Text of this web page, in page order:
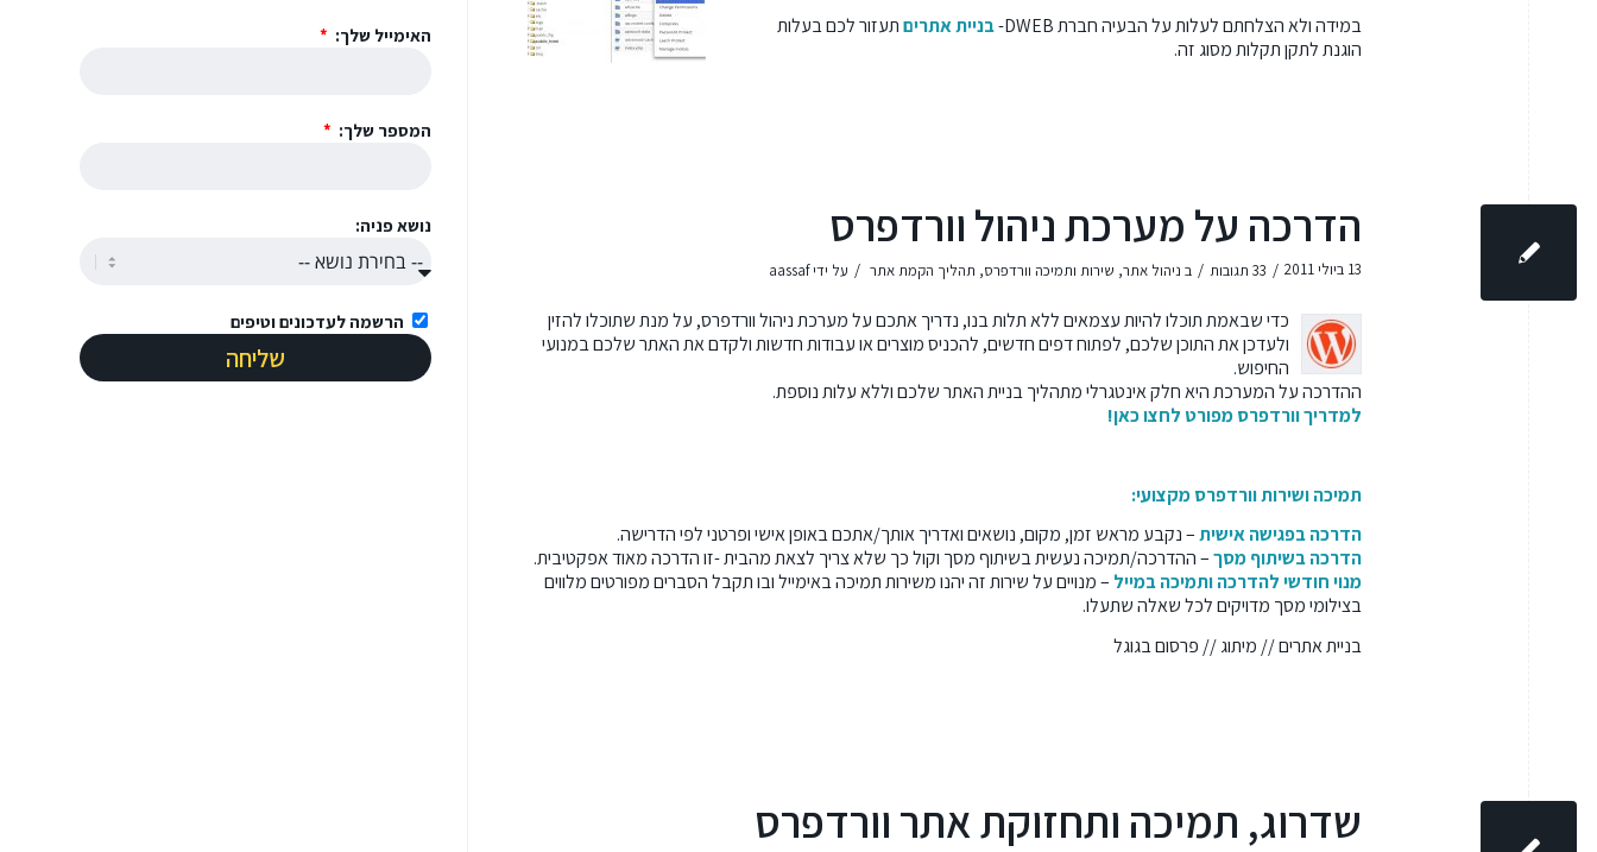
במידה ולא הצלחתם לעלות על הבעיה חברת DWEB-
בניית אתריםתעזור לכם בעלות
הוגנת לתקן תקלות מסוג זה.
הדרכה על מערכת ניהול וורדפרס
13 ביולי 2011 / 33 תגובות / ב ניהול אתר, שירות ותמיכה וורדפרס, תהליך הקמת אתר / על ידיaassaf
כדי שבאמת תוכלו להיות עצמאים ללא תלות בנו, נדריך אתכם על מערכת ניהול וורדפרס, על מנת שתוכלו להזין
ולעדכן את התוכן שלכם, לפתוח דפים חדשים, להכניס מוצרים או עבודות חדשות ולקדם את האתר שלכם במנועי
החיפוש.
ההדרכה על המערכת היא חלק אינטגרלי מתהליך בניית האתר שלכם וללא עלות נוספת.
למדריך וורדפרס מפורט לחצו כאן!
תמיכה ושירות וורדפרס מקצועי:
הדרכה בפגישה אישית– נקבע מראש זמן, מקום, נושאים ואדריך אותך/אתכם באופן אישי ופרטני לפי הדרישה.
הדרכה בשיתוף מסך– ההדרכה/תמיכה נעשית בשיתוף מסך וקול כך שלא צריך לצאת מהבית -זו הדרכה מאוד אפקטיבית.
מנוי חודשי להדרכה ותמיכה במייל – מנויים על שירות זה יהנו משירות תמיכה באימייל ובו תקבל הסברים מפורטים מלווים
בצילומי מסך מדויקים לכל שאלה שתעלו.
בניית אתרים// מיתוג// פרסום בגוגל
שדרוג, תמיכה ותחזוקת אתר וורדפרס
האימייל שלך:
המספר שלך:
נושא פניה:
הרשמה לעדכונים וטיפים
שליחה